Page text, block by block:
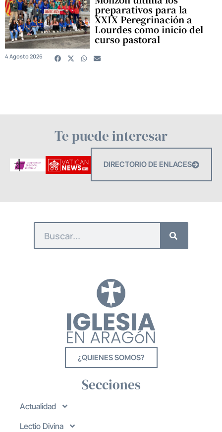
preparativos para la
XXIX Peregrinación a
Lourdes como inicio del
curso pastoral
4 Agosto 2026
Te puede interesar
DIRECTORIO DE ENLACES
¿QUIENES SOMOS?
Secciones
Actualidad
Lectio Divina